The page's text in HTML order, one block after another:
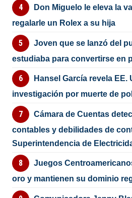
Don Miguelo le eleva la
regalarle un Rolex a su hija
Joven que se lanzó del
estudiaba para convertirse en
Hansel García revela EE.
investigación por muerte de
Cámara de Cuentas
contables y debilidades de
Superintendencia de
Juegos
oro y mantienen su dominio